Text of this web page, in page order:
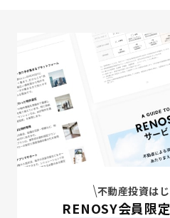
不動産投資は
RENOSY会員限